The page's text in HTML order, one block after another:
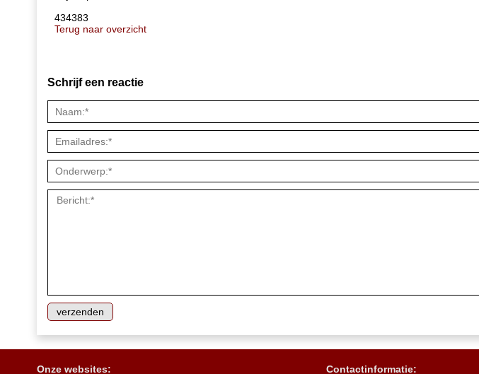
434383
Terug naar overzicht
Schrijf een reactie
Onze websites: Contactinformatie: